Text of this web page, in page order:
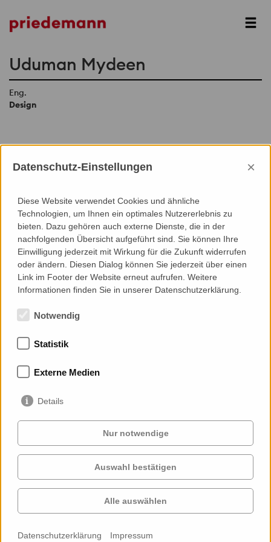
Uduman Mydeen
Eng.
Design
Add to Contacts (Download .vcf)
Mitgliedschaften
Services
Cases
Auftraggeber
Projekte
Profil
Kontakt
Datenschutz-Einstellungen ×
Diese Website verwendet Cookies und ähnliche
Technologien, um Ihnen ein optimales Nutzererlebnis zu
bieten. Dazu gehören auch externe Dienste, die in der
nachfolgenden Übersicht aufgeführt sind. Sie können Ihre
Einwilligung jederzeit mit Wirkung für die Zukunft widerrufen
oder ändern. Diesen Dialog können Sie jederzeit über einen
Link im Footer der Website erneut aufrufen. Weitere
Informationen finden Sie in unserer Datenschutzerklärung.
Notwendig
Statistik
Externe Medien
Details
Nur notwendige
Auswahl bestätigen
Alle auswählen
Datenschutzerklärung Impressum